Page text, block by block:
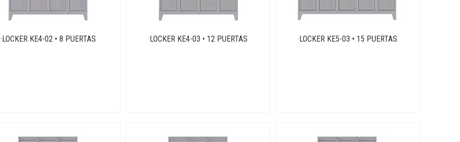
·LOCKER KE4-02 • 8 PUERTAS ·LOCKER KE4-03 • 12 PUERTAS ·LOCKER KE5-03 • 15 PUERTAS